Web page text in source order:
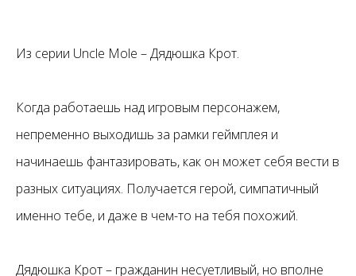
Из серии Uncle Mole – Дядюшка Крот.
Когда работаешь над игровым персонажем,
непременно выходишь за рамки геймплея и
начинаешь фантазировать, как он может себя вести в
разных ситуациях. Получается герой, симпатичный
именно тебе, и даже в чем-то на тебя похожий.
Дядюшка Крот – гражданин несуетливый, но вполне